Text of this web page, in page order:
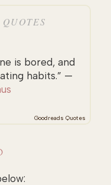
QUOTES
is bored, and
habits.” —
Goodreads Quotes